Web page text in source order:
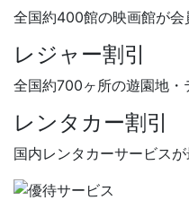
全国約400館の映画館が会
レジャー割引
全国約700ヶ所の遊園地・
レンタカー割引
国内レンタカーサービス